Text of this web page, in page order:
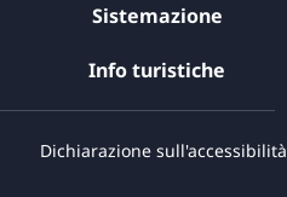
Sistemazione
Info turistiche
Dichiarazione sull'accessibilità